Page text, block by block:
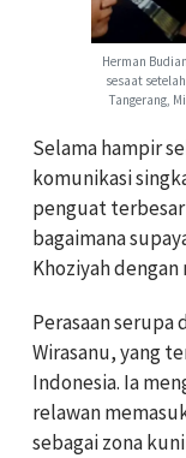
Herman
sesaat
Tangerang,
Selama hampir
komunikasi
penguat terbesar
bagaimana
Khoziyah
Perasaan serupa
Wirasanu, yang
Indonesia. Ia
relawan
sebagai zona